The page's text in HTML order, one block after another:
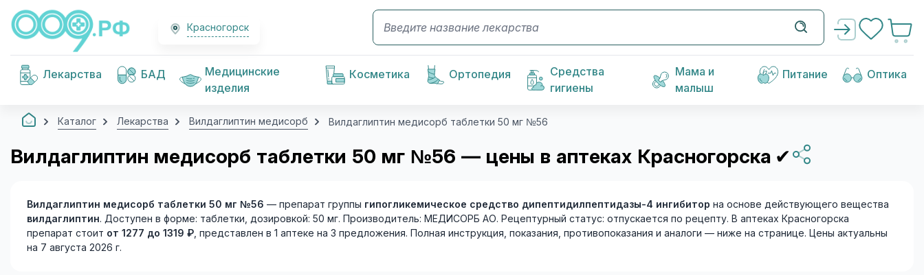
Красногорск
Лекарства БАД
Медицинские
изделия
Косметика Ортопедия
Средства
гигиены
Мама и
малыш
Питание Оптика
Каталог Лекарства Вилдаглиптин медисорб Вилдаглиптин медисорб таблетки 50 мг №56
Вилдаглиптин медисорб таблетки 50 мг №56 — цены в аптеках Красногорска ✔
Вилдаглиптин медисорб таблетки 50 мг №56 — препарат группы гипогликемическое средство дипептидилпептидазы-4 ингибитор на основе действующего вещества
вилдаглиптин. Доступен в форме: таблетки, дозировкой: 50 мг. Производитель: МЕДИСОРБ АО. Рецептурный статус: отпускается по рецепту. В аптеках Красногорска
препарат стоит от 1277 до 1319 ₽ , представлен в 1 аптеке на 3 предложения. Полная инструкция, показания, противопоказания и аналоги — ниже на странице. Цены актуальны
на 7 августа 2026 г.